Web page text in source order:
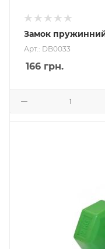
Замок
Арт.: DB0033
166 грн.